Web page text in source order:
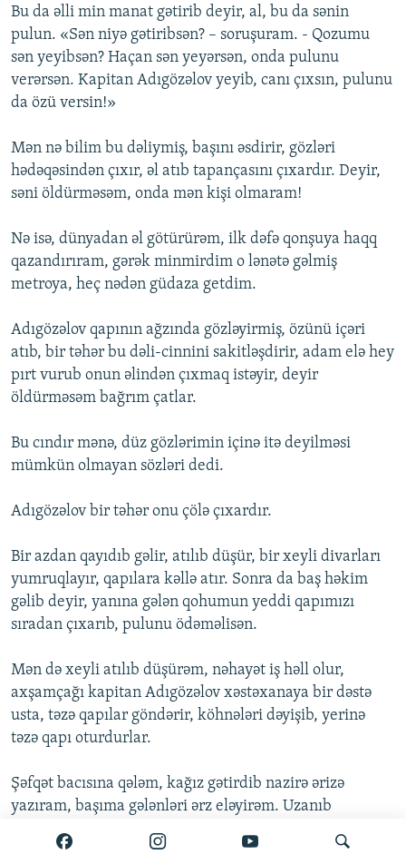
Bu da əlli min manat gətirib deyir, al, bu da sənin
pulun. «Sən niyə gətiribsən? – soruşuram. - Qozumu
sən yeyibsən? Haçan sən yeyərsən, onda pulunu
verərsən. Kapitan Adıgözəlov yeyib, canı çıxsın, pulunu
da özü versin!»
Mən nə bilim bu dəliymiş, başını əsdirir, gözləri
hədəqəsindən çıxır, əl atıb tapançasını çıxardır. Deyir,
səni öldürməsəm, onda mən kişi olmaram!
Nə isə, dünyadan əl götürürəm, ilk dəfə qonşuya haqq
qazandırıram, gərək minmirdim o lənətə gəlmiş
metroya, heç nədən güdaza getdim.
Adıgözəlov qapının ağzında gözləyirmiş, özünü içəri
atıb, bir təhər bu dəli-cinnini sakitləşdirir, adam elə hey
pırt vurub onun əlindən çıxmaq istəyir, deyir
öldürməsəm bağrım çatlar.
Bu cındır mənə, düz gözlərimin içinə itə deyilməsi
mümkün olmayan sözləri dedi.
Adıgözəlov bir təhər onu çölə çıxardır.
Bir azdan qayıdıb gəlir, atılıb düşür, bir xeyli divarları
yumruqlayır, qapılara kəllə atır. Sonra da baş həkim
gəlib deyir, yanına gələn qohumun yeddi qapımızı
sıradan çıxarıb, pulunu ödəməlisən.
Mən də xeyli atılıb düşürəm, nəhayət iş həll olur,
axşamçağı kapitan Adıgözəlov xəstəxanaya bir dəstə
usta, təzə qapılar göndərir, köhnələri dəyişib, yerinə
təzə qapı oturdurlar.
Şəfqət bacısına qələm, kağız gətirdib nazirə ərizə
yazıram, başıma gələnləri ərz eləyirəm. Uzanıb
xəstəxanada gözləyirəm, cavab əvəzinə kapitan
Adıgözəlov gəlir. Hirslidi, bir xeyli qışqırır, ancaq daha